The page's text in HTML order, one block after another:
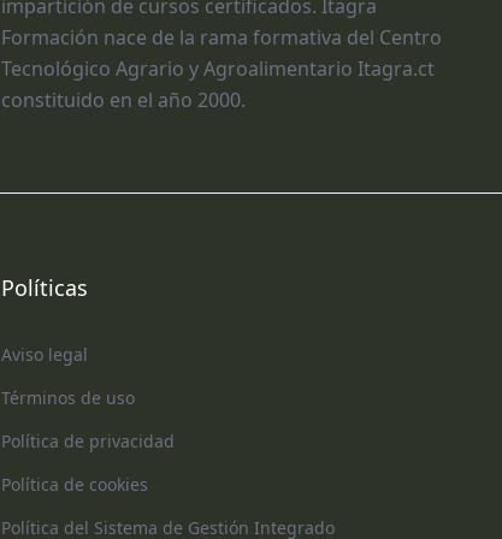
impartición de cursos certificados. Itagra
Formación nace de la rama formativa del Centro
Tecnológico Agrario y Agroalimentario Itagra.ct
constituido en el año 2000.
Políticas
Aviso legal
Términos de uso
Política de privacidad
Política de cookies
Política del Sistema de Gestión Integrado